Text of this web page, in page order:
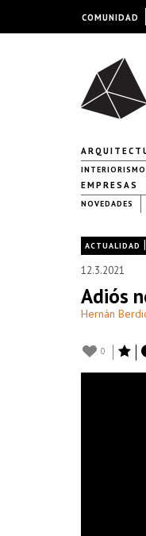
INTERIORISMO
EMPRESAS
NOVEDADES
ACTUALIDAD |
12.3.2021
Adiós
Hernán
0
COMUNIDAD